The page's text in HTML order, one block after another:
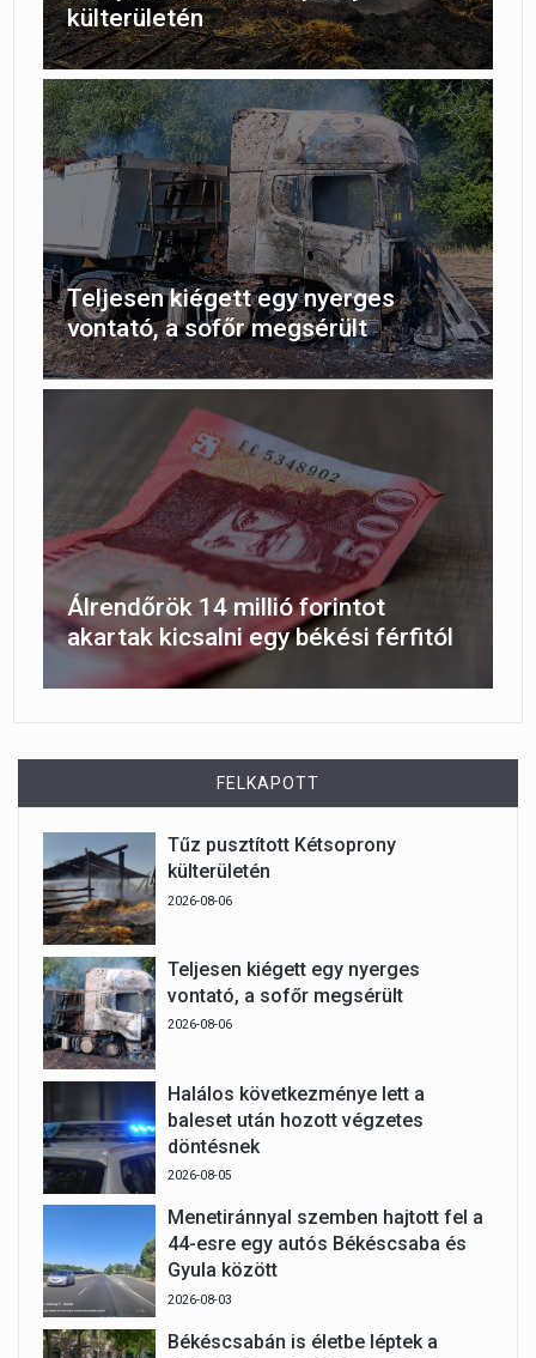
külterületén
Teljesen kiégett egy nyerges
vontató, a sofőr megsérült
Álrendőrök 14 millió forintot
akartak kicsalni egy békési férfitól
FELKAPOTT
Tűz pusztított Kétsoprony
külterületén
2026-08-06
Teljesen kiégett egy nyerges
vontató, a sofőr megsérült
2026-08-06
Halálos következménye lett a
baleset után hozott végzetes
döntésnek
2026-08-05
Menetiránnyal szemben hajtott fel a
44-esre egy autós Békéscsaba és
Gyula között
2026-08-03
Békéscsabán is életbe léptek a